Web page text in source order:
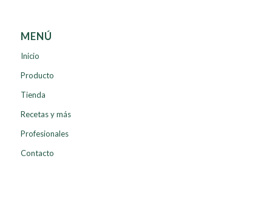
MENÚ
Inicio
Producto
Tienda
Recetas y más
Profesionales
Contacto